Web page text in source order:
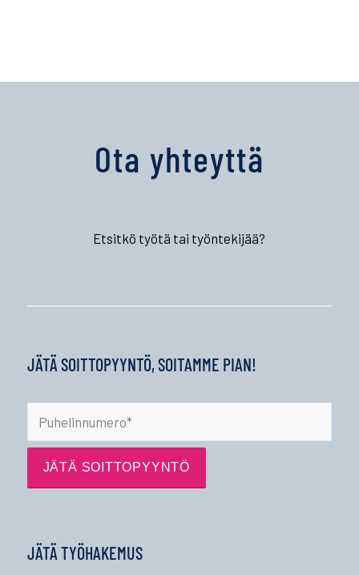
Ota yhteyttä
Etsitkö työtä tai työntekijää?
JÄTÄ SOITTOPYYNTÖ, SOITAMME PIAN!
JÄTÄ TYÖHAKEMUS